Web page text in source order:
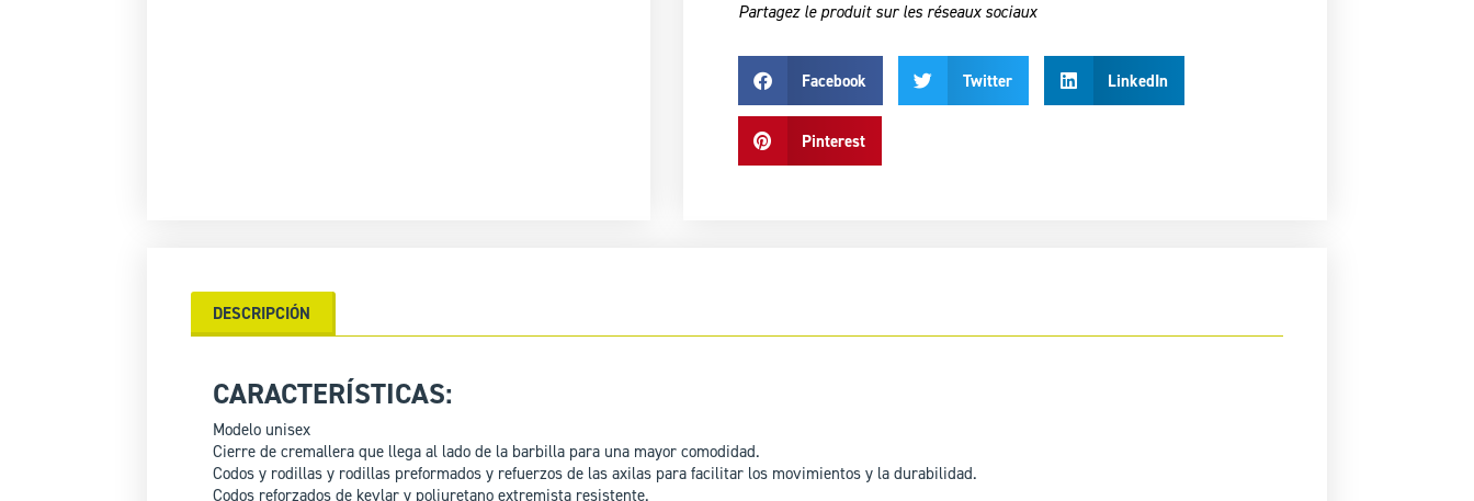
Partagez le produit sur les réseaux sociaux
Facebook Twitter LinkedIn
Pinterest
DESCRIPCIÓN
CARACTERÍSTICAS:
Modelo unisex
Cierre de cremallera que llega al lado de la barbilla para una mayor comodidad.
Codos y rodillas y rodillas preformados y refuerzos de las axilas para facilitar los movimientos y la durabilidad.
Codos reforzados de kevlar y poliuretano extremista resistente.